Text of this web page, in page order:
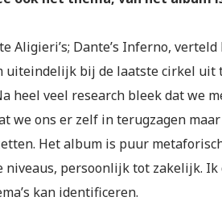
Aligieri’s; Dante’s Inferno,
uiteindelijk bij de laatste cirkel uit
heel veel research bleek dat we
we ons er zelf in terugzagen
Het album is puur
niveaus, persoonlijk tot zakelijk.
kan identificeren.